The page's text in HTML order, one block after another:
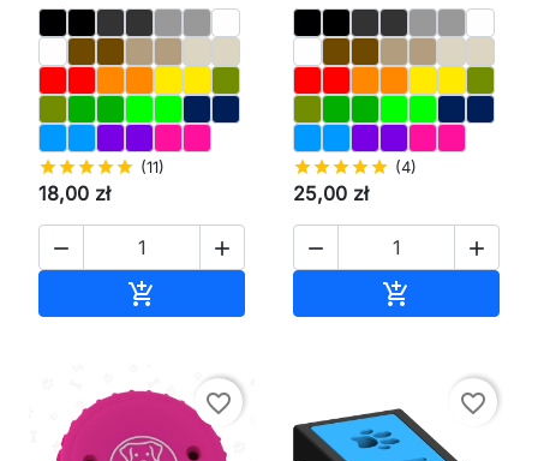
starstarstarstarstar (11)
18,00 zł
 

starstarstarstarstar (4)
25,00 zł
 

favorite_border favorite_border